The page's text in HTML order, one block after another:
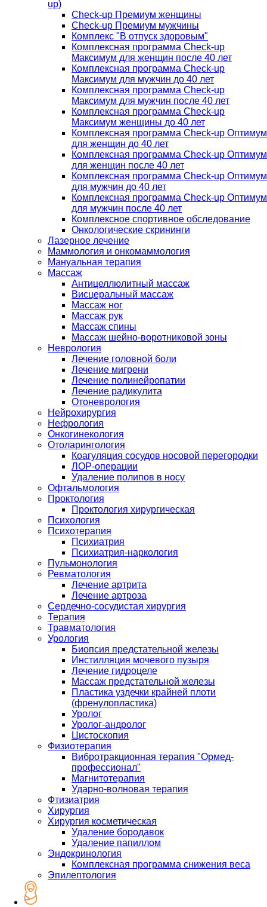
up)
Check-up Премиум женщины
Check-up Премиум мужчины
Комплекс "В отпуск здоровым"
Комплексная программа Check-up
Максимум для женщин после 40 лет
Комплексная программа Check-up
Максимум для мужчин до 40 лет
Комплексная программа Check-up
Максимум для мужчин после 40 лет
Комплексная программа Check-up
Максимум женщины до 40 лет
Комплексная программа Check-up Оптимум
для женщин до 40 лет
Комплексная программа Check-up Оптимум
для женщин после 40 лет
Комплексная программа Check-up Оптимум
для мужчин до 40 лет
Комплексная программа Check-up Оптимум
для мужчин после 40 лет
Комплексное спортивное обследование
Онкологические скрининги
Лазерное лечение
Маммология и онкомаммология
Мануальная терапия
Массаж
Антицеллюлитный массаж
Висцеральный массаж
Массаж ног
Массаж рук
Массаж спины
Массаж шейно-воротниковой зоны
Неврология
Лечение головной боли
Лечение мигрени
Лечение полинейропатии
Лечение радикулита
Отоневрология
Нейрохирургия
Нефрология
Онкогинекология
Отоларингология
Коагуляция сосудов носовой перегородки
ЛОР-операции
Удаление полипов в носу
Офтальмология
Проктология
Проктология хирургическая
Психология
Психотерапия
Психиатрия
Психиатрия-наркология
Пульмонология
Ревматология
Лечение артрита
Лечение артроза
Сердечно-сосудистая хирургия
Терапия
Травматология
Урология
Биопсия предстательной железы
Инстилляция мочевого пузыря
Лечение гидроцеле
Массаж предстательной железы
Пластика уздечки крайней плоти
(френулопластика)
Уролог
Уролог-андролог
Цистоскопия
Физиотерапия
Вибротракционная терапия "Ормед-
профессионал"
Магнитотерапия
Ударно-волновая терапия
Фтизиатрия
Хирургия
Хирургия косметическая
Удаление бородавок
Удаление папиллом
Эндокринология
Комплексная программа снижения веса
Эпилептология